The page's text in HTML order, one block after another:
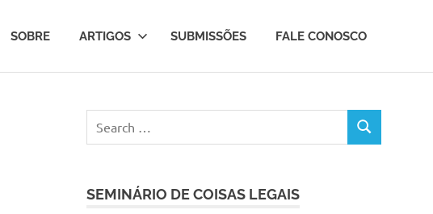
SOBRE ARTIGOS SUBMISSÕES FALE CONOSCO
SEMINÁRIO DE COISAS LEGAIS